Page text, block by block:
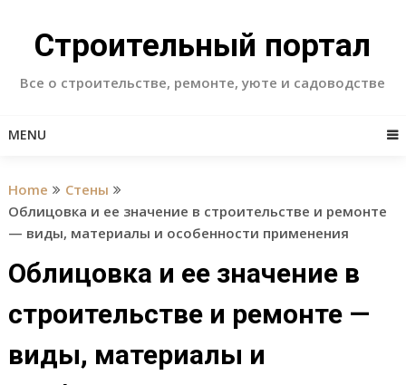
contentСтроительный портал
Все о строительстве, ремонте, уюте и садоводстве
MENU
Home
Стены
Облицовка и ее значение в строительстве и ремонте
— виды, материалы и особенности применения
Облицовка и ее значение в
строительстве и ремонте —
виды, материалы и